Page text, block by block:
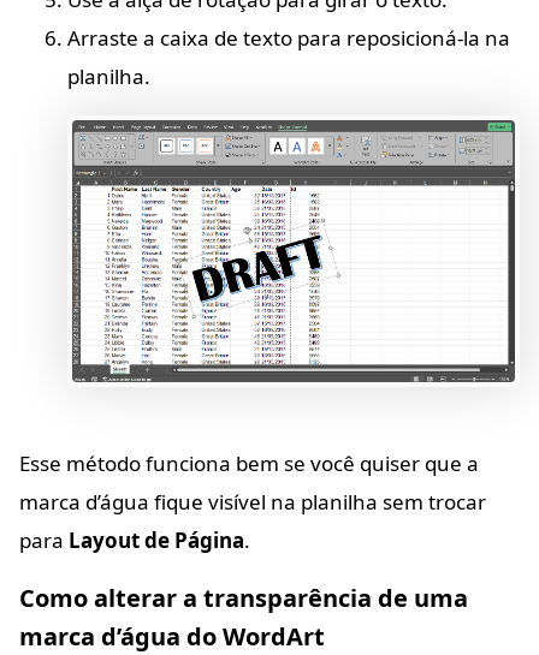
Arraste a caixa de texto para reposicioná-la na
planilha.
Esse método funciona bem se você quiser que a
marca d’água fique visível na planilha sem trocar
para Layout de Página.
Como alterar a transparência de uma
marca d’água do WordArt